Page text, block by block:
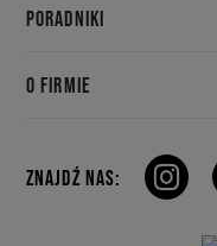
PORADNIKI
O FIRMIE
ZNAJDŹ NAS: